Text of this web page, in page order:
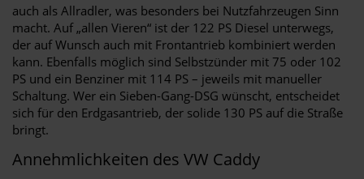
auch als Allradler, was besonders bei Nutzfahrzeugen Sinn
macht. Auf „allen Vieren“ ist der 122 PS Diesel unterwegs,
der auf Wunsch auch mit Frontantrieb kombiniert werden
kann. Ebenfalls möglich sind Selbstzünder mit 75 oder 102
PS und ein Benziner mit 114 PS – jeweils mit manueller
Schaltung. Wer ein Sieben-Gang-DSG wünscht, entscheidet
sich für den Erdgasantrieb, der solide 130 PS auf die Straße
bringt.
Annehmlichkeiten des VW Caddy